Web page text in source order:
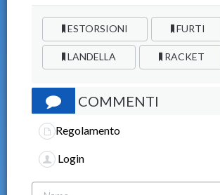
ESTORSIONI FURTI
LANDELLA RACKET
COMMENTI
Regolamento
Login